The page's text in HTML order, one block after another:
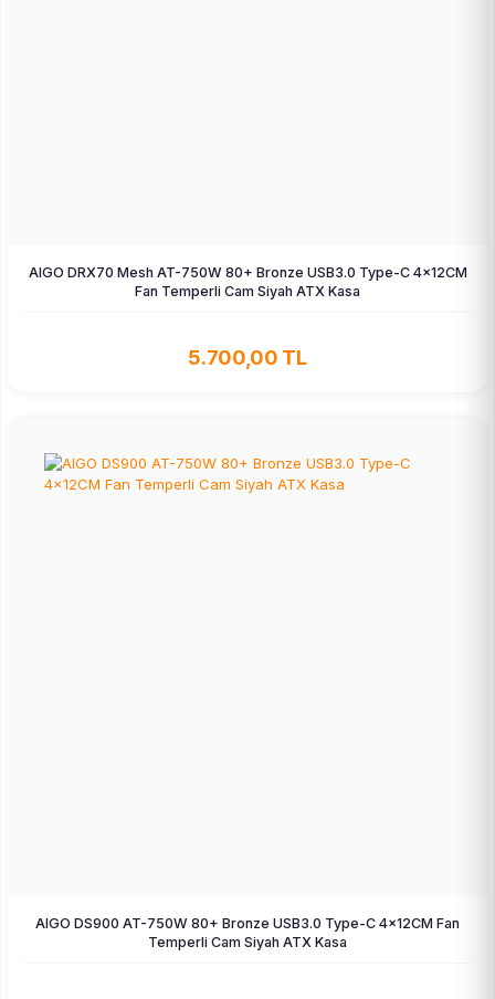
AIGO DRX70 Mesh AT-750W 80+ Bronze USB3.0 Type-C 4×12CM
Fan Temperli Cam Siyah ATX Kasa
5.700,00 TL
AIGO DS900 AT-750W 80+ Bronze USB3.0 Type-C 4×12CM Fan
Temperli Cam Siyah ATX Kasa